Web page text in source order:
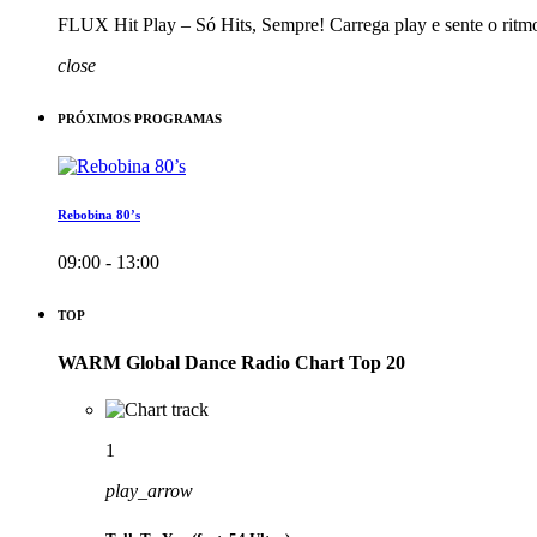
FLUX Hit Play – Só Hits, Sempre! Carrega play e sente o
close
PRÓXIMOS PROGRAMAS
Rebobina 80’s
09:00 - 13:00
TOP
WARM Global Dance Radio Chart Top 20
1
play_arrow